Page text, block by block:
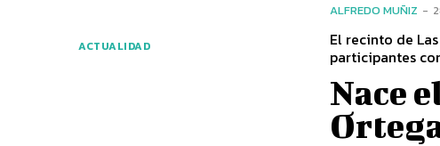
ACTUALIDAD
ALFREDO MUÑIZ -
El recinto de
participantes
Nace